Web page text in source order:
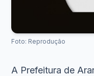
Foto: Reprodução
A Prefeitura de